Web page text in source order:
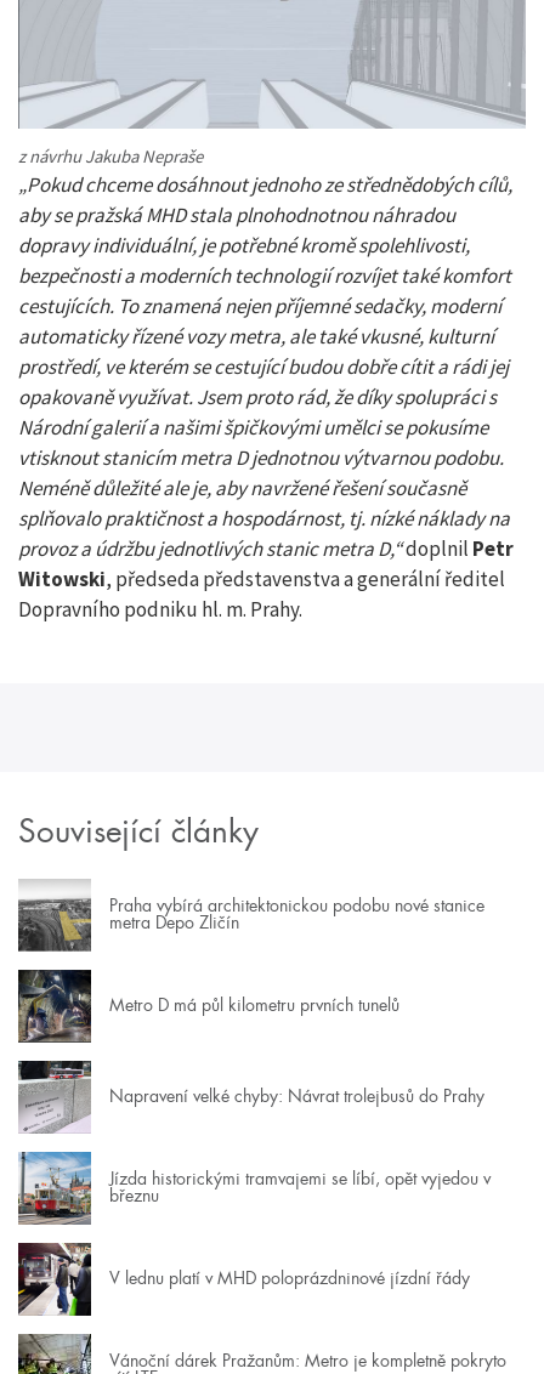
z návrhu Jakuba Nepraše
„Pokud chceme dosáhnout jednoho ze střednědobých cílů,
aby se pražská MHD stala plnohodnotnou náhradou
dopravy individuální, je potřebné kromě spolehlivosti,
bezpečnosti a moderních technologií rozvíjet také komfort
cestujících. To znamená nejen příjemné sedačky, moderní
automaticky řízené vozy metra, ale také vkusné, kulturní
prostředí, ve kterém se cestující budou dobře cítit a rádi jej
opakovaně využívat. Jsem proto rád, že díky spolupráci s
Národní galerií a našimi špičkovými umělci se pokusíme
vtisknout stanicím metra D jednotnou výtvarnou podobu.
Neméně důležité ale je, aby navržené řešení současně
splňovalo praktičnost a hospodárnost, tj. nízké náklady na
provoz a údržbu jednotlivých stanic metra D,“doplnil Petr
Witowski, předseda představenstva a generální ředitel
Dopravního podniku hl. m. Prahy.
Související články
Praha vybírá architektonickou podobu nové stanice
metra Depo Zličín
Metro D má půl kilometru prvních tunelů
Napravení velké chyby: Návrat trolejbusů do Prahy
Jízda historickými tramvajemi se líbí, opět vyjedou v
březnu
V lednu platí v MHD poloprázdninové jízdní řády
Vánoční dárek Pražanům: Metro je kompletně pokryto